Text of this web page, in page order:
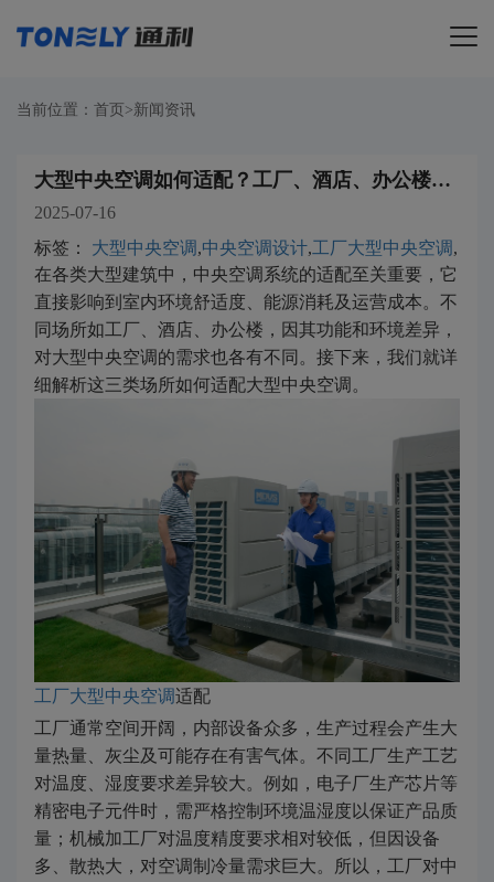
当前位置： 首页 >新闻资讯
大型中央空调如何适配？工厂、酒店、办公楼全解析
2025-07-16
标签：
大型中央空调 ,中央空调设计,工厂大型中央空调 ,
在各类大型建筑中，中央空调系统的适配至关重要，它
直接影响到室内环境舒适度、能源消耗及运营成本。不
同场所如工厂、酒店、办公楼，因其功能和环境差异，
对大型中央空调的需求也各有不同。接下来，我们就详
细解析这三类场所如何适配大型中央空调。
工厂大型中央空调适配
工厂通常空间开阔，内部设备众多，生产过程会产生大
量热量、灰尘及可能存在有害气体。不同工厂生产工艺
对温度、湿度要求差异较大。例如，电子厂生产芯片等
精密电子元件时，需严格控制环境温湿度以保证产品质
量；机械加工厂对温度精度要求相对较低，但因设备
多、散热大，对空调制冷量需求巨大。所以，工厂对中